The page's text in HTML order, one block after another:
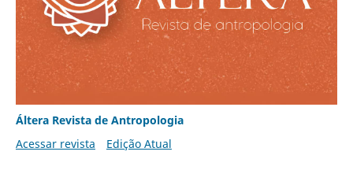
Áltera Revista de Antropologia
Acessar revista
Edição Atual